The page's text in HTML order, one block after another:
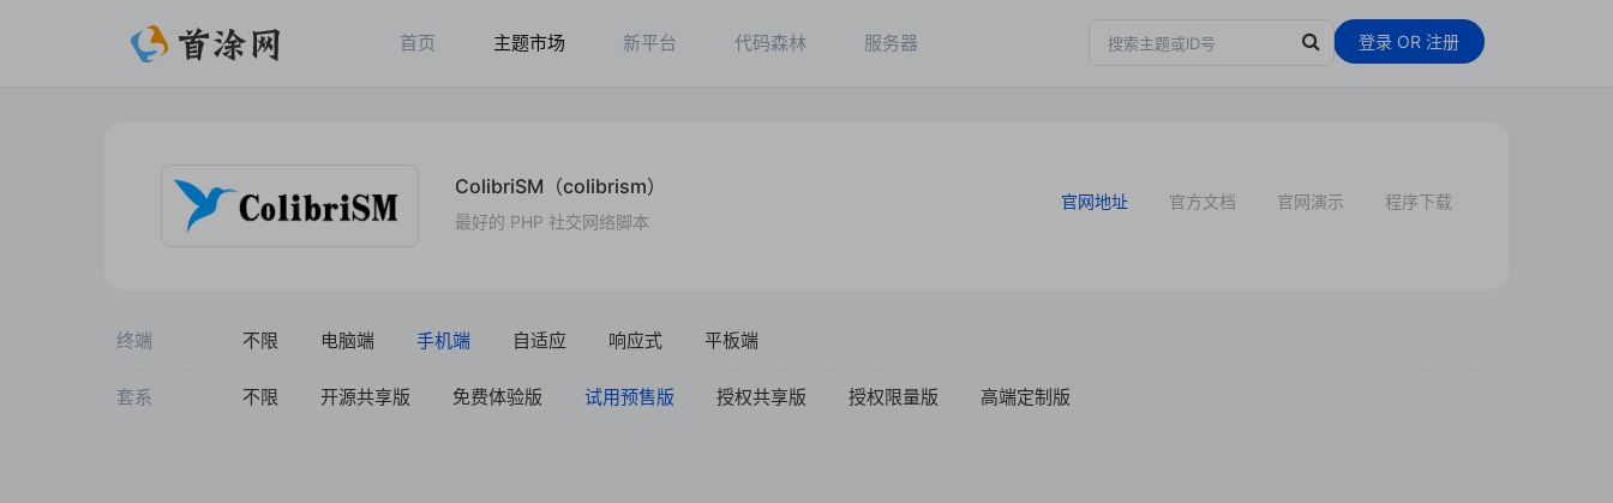
登录 OR 注册
首页 主题市场 新平台 代码森林 服务器
ColibriSM（colibrism）
最好的 PHP 社交网络脚本
官网地址 官方文档 官网演示 程序下载
终端 不限 电脑端 手机端 自适应 响应式 平板端
套系 不限 开源共享版 免费体验版 试用预售版 授权共享版 授权限量版 高端定制版